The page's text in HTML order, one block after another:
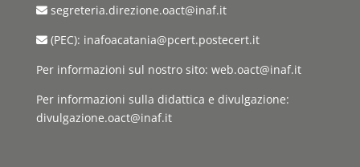
segreteria.direzione.oact@inaf.it
(PEC): inafoacatania@pcert.postecert.it
Per informazioni sul nostro sito: web.oact@inaf.it
Per informazioni sulla didattica e divulgazione:
divulgazione.oact@inaf.it